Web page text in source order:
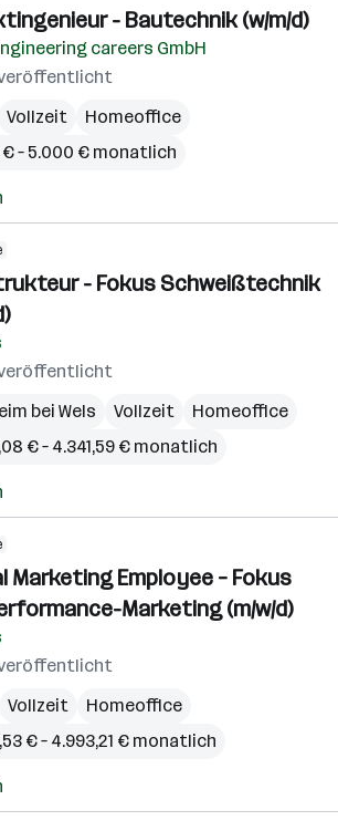
- Bautechnik (w/m/d)
careers GmbH
Vollzeit
Homeoffice
– 5.000 € monatlich
- Fokus Schweißtechnik
bei Wels
Vollzeit
Homeoffice
€ – 4.341,59 € monatlich
Marketing Employee – Fokus
Marketing (m/w/d)
Vollzeit
Homeoffice
€ – 4.993,21 € monatlich